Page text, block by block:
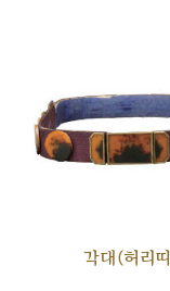
각대(허리